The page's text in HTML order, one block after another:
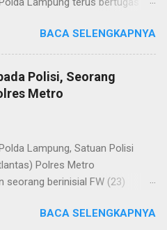
pengaduan, pelayanan SKCK dan
sidik jari secara terpadu
Senin (06/01/2025) Dalam
prima kepolisian, SPKT
S.IK, M.IK mengatakan
akan terus berusaha
yang terbaik kepada
informasi maupun pelayanan
BACA SELENGKAPNYA
Polisi, Seorang
Metro
Lampung, Satuan Polisi
Polres Metro
seorang berinisial FW (23)
lalulintas dan menggunakan
BACA SELENGKAPNYA